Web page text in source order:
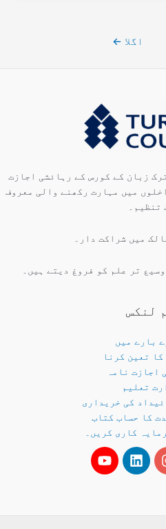
اگلا ←
زبان کے کورس کے رہائشی اجازت
میں مہارت رکھنے والی معروف
تنظیم۔
تر علم کو فروغ دیتے ہیں۔
لنکس
بارے میں
تعین کرنا
اجازت نامہ
تعلیم
کی خریداری
کا حساب کتاب
کاری کریں۔